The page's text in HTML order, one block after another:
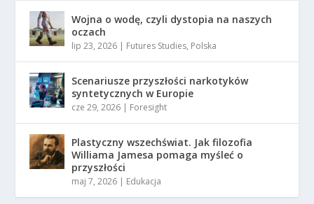
Wojna o wodę, czyli dystopia na naszych
oczach
lip 23, 2026 | Futures Studies, Polska
Scenariusze przyszłości narkotyków
syntetycznych w Europie
cze 29, 2026 | Foresight
Plastyczny wszechświat. Jak filozofia
Williama Jamesa pomaga myśleć o
przyszłości
maj 7, 2026 | Edukacja